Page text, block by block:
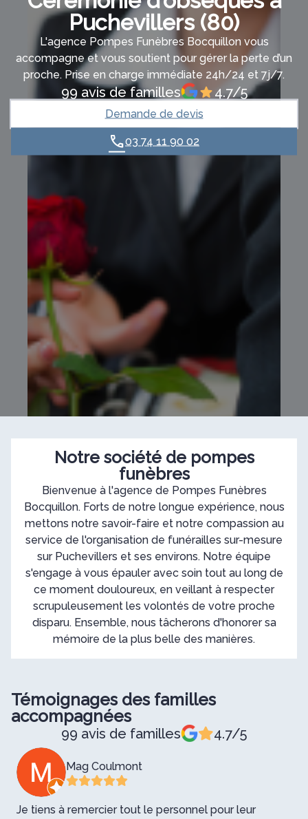
Puchevillers (80)
L'agence Pompes Funèbres Bocquillon vous
accompagne et vous soutient pour gérer la perte d’un
proche. Prise en charge immédiate 24h/24 et 7j/7.
99 avis de familles 4.7/5
Demande de devis
03 74 11 90 02
Notre société de pompes
funèbres
Bienvenue à l'agence de Pompes Funèbres
Bocquillon. Forts de notre longue expérience, nous
mettons notre savoir-faire et notre compassion au
service de l'organisation de funérailles sur-mesure
sur Puchevillers et ses environs. Notre équipe
s'engage à vous épauler avec soin tout au long de
ce moment douloureux, en veillant à respecter
scrupuleusement les volontés de votre proche
disparu. Ensemble, nous tâcherons d'honorer sa
mémoire de la plus belle des manières.
Témoignages des familles
accompagnées
99 avis de familles 4.7/5
Mag Coulmont
Je tiens à remercier tout le personnel pour leur